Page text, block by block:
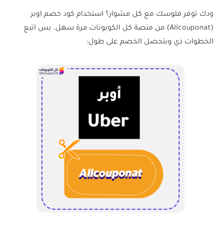
ودك توفر فلوسك مع كل مشوار؟ استخدام كود خصم اوبر
(Allcouponat) من منصة كل الكوبونات مرة سهل. بس اتبع
الخطوات ذي وبتحصل الخصم على طول: